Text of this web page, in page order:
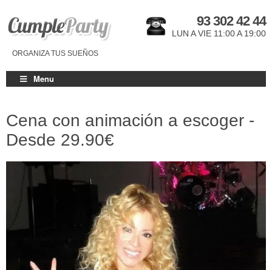
ORGANIZA TUS SUEÑOS
93 302 42 44
LUN A VIE 11:00 A 19:00
Menu
Cena con animación a escoger -
Desde 29.90€